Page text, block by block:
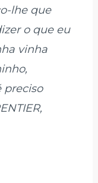
lhe que
o que eu
vinha
preciso